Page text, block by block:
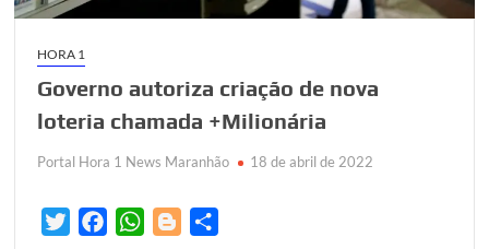
HORA 1
Governo autoriza criação de nova
loteria chamada +Milionária
Portal Hora 1 News Maranhão 18 de abril de 2022
W